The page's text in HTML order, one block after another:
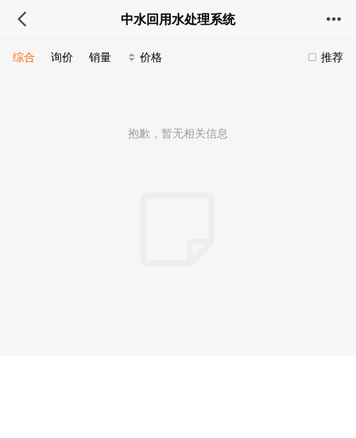
中水回用水处理系统
推荐
综合 询价 销量 价格
抱歉，暂无相关信息